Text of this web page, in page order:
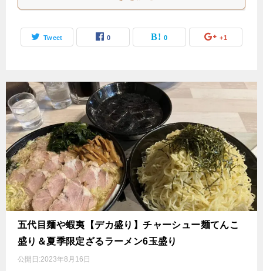
Tweet 0 0 +1
五代目麺や蝦夷【デカ盛り】チャーシュー麺てんこ
盛り＆夏季限定ざるラーメン6玉盛り
公開日:2023年8月16日